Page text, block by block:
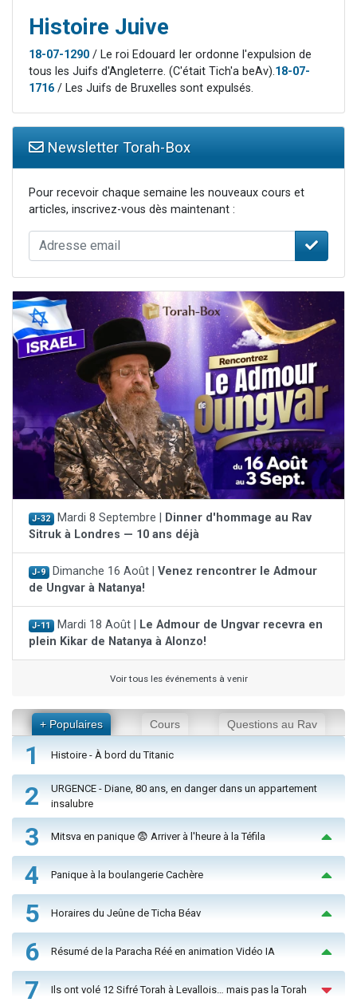
Histoire Juive
18-07-1290 / Le roi Edouard Ier ordonne l'expulsion de
tous les Juifs d'Angleterre. (C'était Tich'a beAv).18-07-
1716 / Les Juifs de Bruxelles sont expulsés.
Newsletter Torah-Box
Pour recevoir chaque semaine les nouveaux cours et
articles, inscrivez-vous dès maintenant :
J-32 Mardi 8 Septembre |
Dinner d'hommage au Rav
Sitruk à Londres — 10 ans déjà
J-9 Dimanche 16 Août | Venez rencontrer le Admour
de Ungvar à Natanya!
J-11 Mardi 18 Août |
Le Admour de Ungvar recevra en
plein Kikar de Natanya à Alonzo!
Voir tous les événements à venir
+ Populaires Cours Questions au Rav
1 Histoire - À bord du Titanic
2
URGENCE - Diane, 80 ans, en danger dans un appartement
insalubre
3 Mitsva en panique 😨 Arriver à l'heure à la Téfila
4 Panique à la boulangerie Cachère
5 Horaires du Jeûne de Ticha Béav
6 Résumé de la Paracha Réé en animation Vidéo IA
7 Ils ont volé 12 Sifré Torah à Levallois… mais pas la Torah